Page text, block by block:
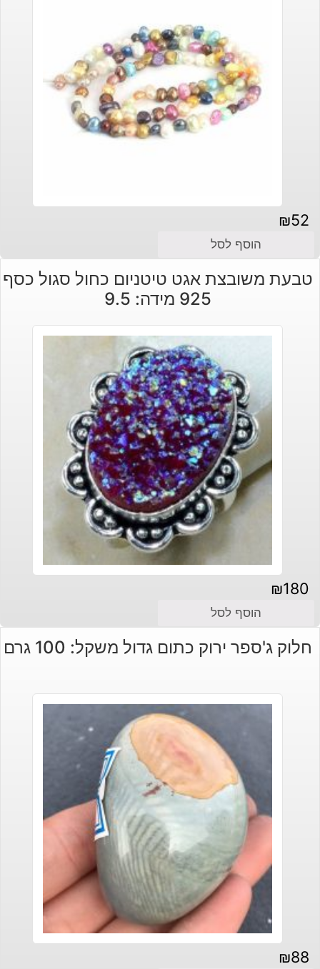
₪52
הוסף לסל
טבעת משובצת אגט טיטניום כחול סגול כסף
925 מידה: 9.5
₪180
הוסף לסל
חלוק ג'ספר ירוק כתום גדול משקל: 100 גרם
₪88